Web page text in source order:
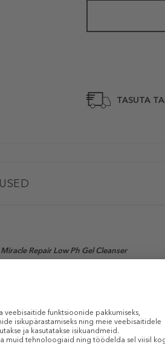
TASUTA
Repair Low Ph Gel Cleanser
puhastusgeel tundlikule ja probleemsele
Sisaldab patenteeritud
taastumisprotsesse, säilitab